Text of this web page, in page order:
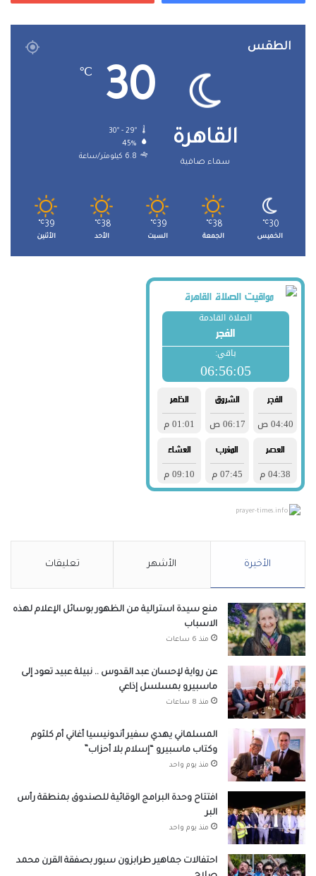
الطقس
القاهرة
سماء صافية
30
℃
30º - 29º
45%
6.8 كيلومتر/ساعة
30
℃
الخميس
38
℃
الجمعة
39
℃
السبت
38
℃
الأحد
39
℃
الأثنين
prayer-times.info
الأخيرة الأشهر تعليقات
منع سيدة استرالية من الظهور بوسائل الإعلام لهذه
الاسباب
منذ 6 ساعات
عن رواية لإحسان عبد القدوس .. نبيلة عبيد تعود إلى
ماسبيرو بمسلسل إذاعي
منذ 8 ساعات
المسلماني يهدي سفير أندونيسيا أغاني أم كلثوم
وكتاب ماسبيرو “إسلام بلا أحزاب”
منذ يوم واحد
افتتاح وحدة البرامج الوقائية للصندوق بمنطقة رأس
البر
منذ يوم واحد
احتفالات جماهير طرابزون سبور بصفقة القرن محمد